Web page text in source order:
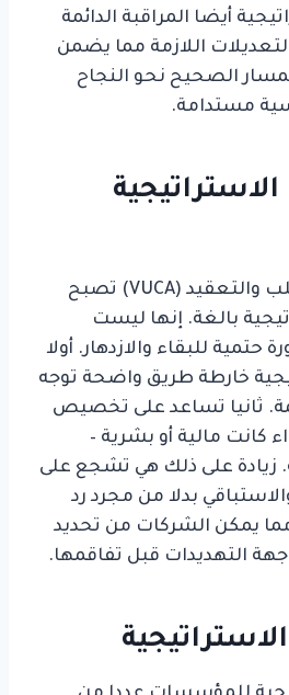
أيضا المراقبة الدائمة
التعديلات اللازمة مما يضمن
الصحيح نحو النجاح
مستدامة.
الاستراتيجية
في عالم يتسم بالتقلب والتعقيد (VUCA) تصبح
بالغة. إنها ليست
حتمية للبقاء والازدهار. أولا
خارطة طريق واضحة توجه
ثانيا تساعد على تخصيص
كانت مالية أو بشرية –
زيادة على ذلك هي تشجع على
بدلا من مجرد رد
يمكن الشركات من تحديد
التهديدات قبل تفاقمها.